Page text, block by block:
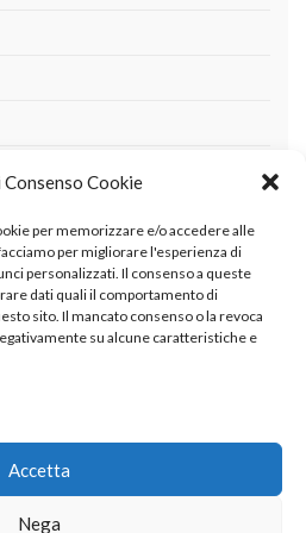
Cookie
per memorizzare e/o accedere alle
per migliorare l'esperienza di
personalizzati. Il consenso a queste
dati quali il comportamento di
sito. Il mancato consenso o la revoca
su alcune caratteristiche e
Accetta
Nega